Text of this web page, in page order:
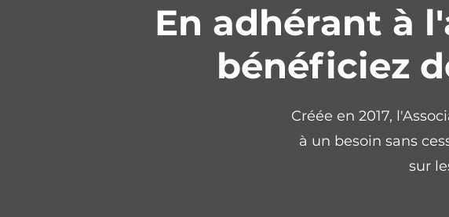
En adhérant à
bénéficiez
Créée en 2017,
à un besoin sans
sur